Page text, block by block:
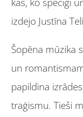
kas, ko spēcīgi
izdejo Justīna
Šopēna mūzika
un
papildina
traģismu. Tieši